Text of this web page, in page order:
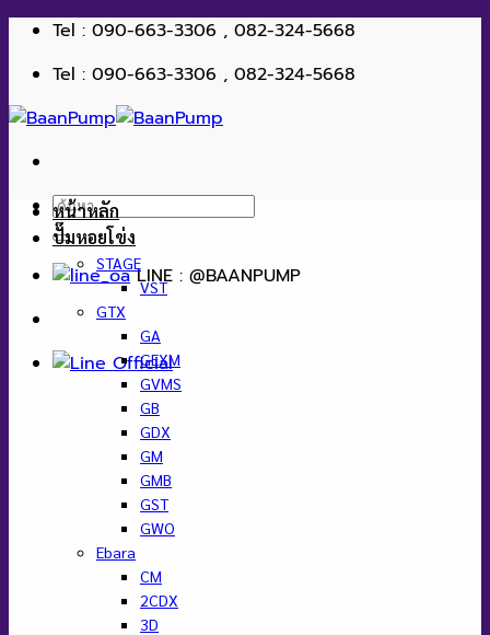
ข้าม
เนื้อหา
Tel : 090-663-3306 , 082-324-5668
Tel : 090-663-3306 , 082-324-5668
ค้นหา:
LINE : @BAANPUMP
หน้าหลัก
ปั๊มหอยโข่ง
STAGE
VST
GTX
GA
GEXM
GVMS
GB
GDX
GM
GMB
GST
GWO
Ebara
CM
2CDX
3D